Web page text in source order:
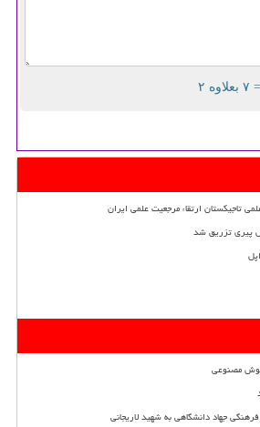
= ۷ بعلاوه ۲
تاجیکستان ارتقاء مرجعیت علمی ایران
پیری تزریق شد
مصنوعی
جهاد دانشگاهی به شهید لاریجانی